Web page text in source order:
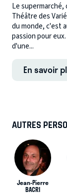
Le
Théâtre des
du monde, c'est
passion pour
d'une...
En savoir
AUTRES
Jean-Pierre
BACRI